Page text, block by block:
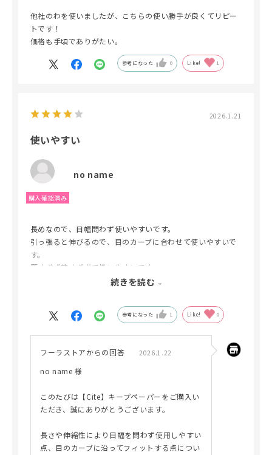
他社のわを使いましたが、こちらの使い勝手が良くてリピー
トです！
価格も手頃でありがたい。
参考になった 0 Like! 1
2026.1.21
使いやすい
no name
長めなので、目幅問わず使いやすいです。
引っ張ると伸びるので、目のカーブに合わせて使いやすいで
す。
厚すぎず薄すぎずで扱いやすいです。
薬剤をしっかり抑えてくれるので、パーマのかかりにムラが
続きを読む
参考になった 1 Like! 0
フーラストアからの回答 2026.1.22
no name 様
このたびは【Cite】キープペーパーをご購入い
ただき、誠にありがとうございます。
長さや伸縮性により目幅を問わず使用しやすい
点、目のカーブに沿ってフィットする点につい